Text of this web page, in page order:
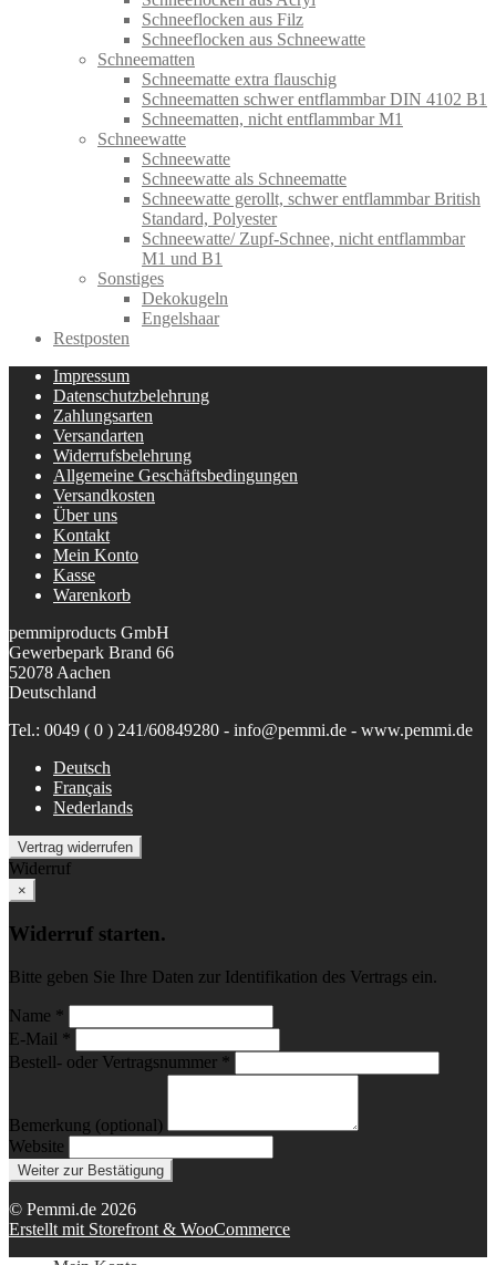
Schneeflocken aus Filz
Schneeflocken aus Schneewatte
Schneematten
Schneematte extra flauschig
Schneematten schwer entflammbar DIN 4102 B1
Schneematten, nicht entflammbar M1
Schneewatte
Schneewatte
Schneewatte als Schneematte
Schneewatte gerollt, schwer entflammbar British
Standard, Polyester
Schneewatte/ Zupf-Schnee, nicht entflammbar
M1 und B1
Sonstiges
Dekokugeln
Engelshaar
Restposten
Impressum
Datenschutzbelehrung
Zahlungsarten
Versandarten
Widerrufsbelehrung
Allgemeine Geschäftsbedingungen
Versandkosten
Über uns
Kontakt
Mein Konto
Kasse
Warenkorb
pemmiproducts GmbH
Gewerbepark Brand 66
52078 Aachen
Deutschland
Tel.: 0049 ( 0 ) 241/60849280 - info@pemmi.de - www.pemmi.de
Deutsch
Français
Nederlands
Vertrag widerrufen
Widerruf
×
Widerruf starten.
Bitte geben Sie Ihre Daten zur Identifikation des Vertrags ein.
Name *
E-Mail *
Bestell- oder Vertragsnummer *
Bemerkung (optional)
Website
Weiter zur Bestätigung
© Pemmi.de 2026
Erstellt mit Storefront & WooCommerce